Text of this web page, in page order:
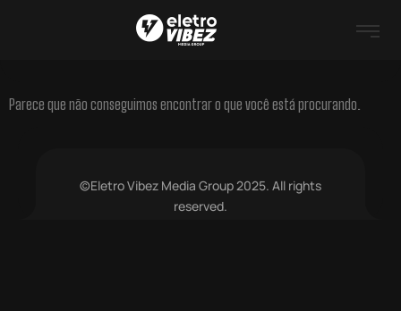
Parece que não conseguimos encontrar o que você está procurando.
©Eletro Vibez Media Group 2025. All rights
reserved.